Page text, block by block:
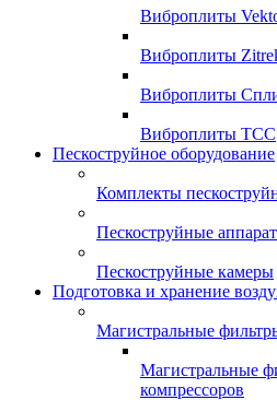
Виброплиты
Виброплиты
Виброплиты
Виброплиты ТСС
Пескоструйное оборудование
Комплекты
Пескоструйные
Пескоструйные камеры
Подготовка и хранение
Магистральные
Магистральные
компрессоров